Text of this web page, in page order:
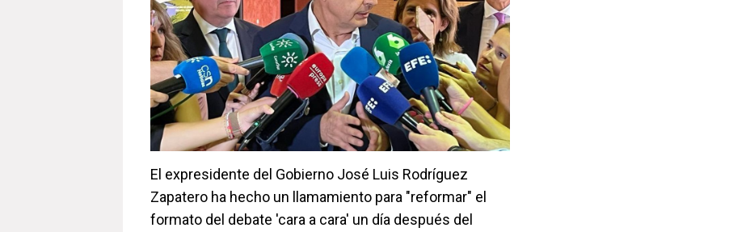
El expresidente del Gobierno José Luis Rodríguez
Zapatero ha hecho un llamamiento para "reformar" el
formato del debate 'cara a cara' un día después del